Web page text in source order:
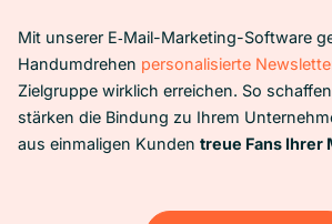
Mit unserer E‑Mail-Marketing-Software
Handumdrehen personalisierte
Zielgruppe wirklich erreichen. So
stärken die Bindung zu Ihrem
aus einmaligen Kunden treue Fans Ihrer